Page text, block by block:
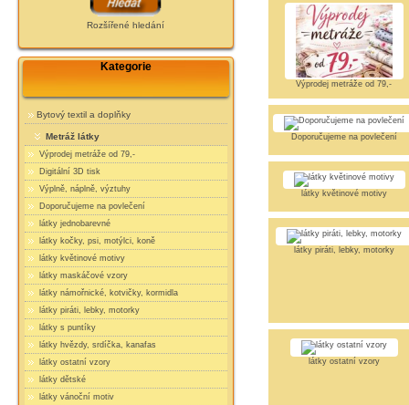
Rozšířené hledání
Kategorie
Bytový textil a doplňky
Metráž látky
Výprodej metráže od 79,-
Digitální 3D tisk
Výplně, náplně, výztuhy
Doporučujeme na povlečení
látky jednobarevné
látky kočky, psi, motýlci, koně
látky květinové motivy
látky maskáčové vzory
látky námořnické, kotvičky, kormidla
látky piráti, lebky, motorky
látky s puntíky
látky hvězdy, srdíčka, kanafas
látky ostatní vzory
látky dětské
látky vánoční motiv
Výprodej metráže od 79,-
Doporučujeme na povlečení
látky květinové motivy
látky piráti, lebky, motorky
látky ostatní vzory